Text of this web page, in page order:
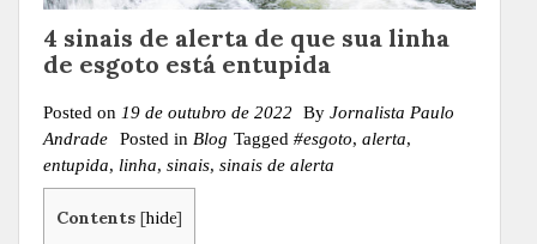
4 sinais de alerta de que sua linha
de esgoto está entupida
Posted on 19 de outubro de 2022 By Jornalista Paulo
Andrade
Posted in Blog Tagged #esgoto, alerta,
entupida, linha, sinais, sinais de alerta
Contents [hide]